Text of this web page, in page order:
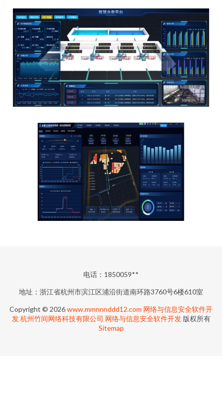
电话：1850059**
地址：浙江省杭州市滨江区浦沿街道南环路3760号6楼610室
Copyright © 2026www.mmnnnddd12.com 网络与信息安全软件开
发 杭州竹间网络科技有限公司 网络与信息安全软件开发版权所有
Sitemap